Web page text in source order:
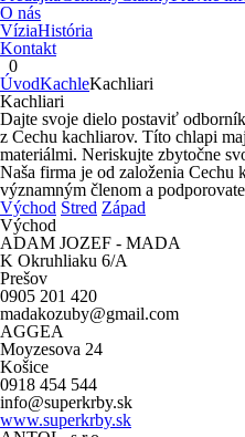
O nás
VíziaHistória
Kontakt
0
ÚvodKachleKachliari
Kachliari
Dajte svoje dielo postaviť
z Cechu kachliarov. Títo chlapi
materiálmi. Neriskujte zbytočne
Naša firma je od založenia Cechu
významným členom a
Východ Stred Západ
Východ
ADAM JOZEF - MADA
K Okruhliaku 6/A
Prešov
0905 201 420
madakozuby@gmail.com
AGGEA
Moyzesova 24
Košice
0918 454 544
info@superkrby.sk
www.superkrby.sk